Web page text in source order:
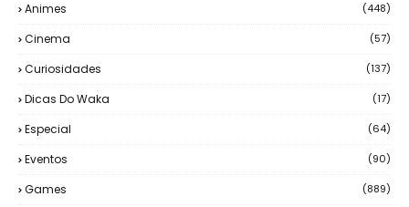
Animes (448)
Cinema (57)
Curiosidades (137)
Dicas Do Waka (17)
Especial (64)
Eventos (90)
Games (889)